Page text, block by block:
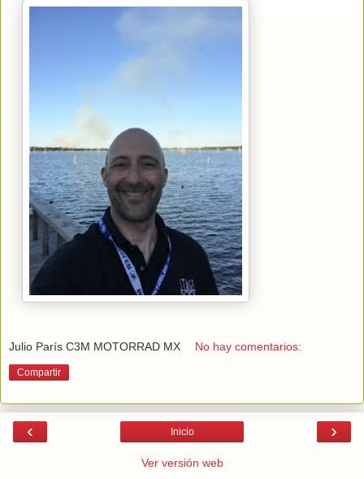
Julio París C3M MOTORRAD MX No hay comentarios:
Compartir
‹ ›
Inicio
Ver versión web